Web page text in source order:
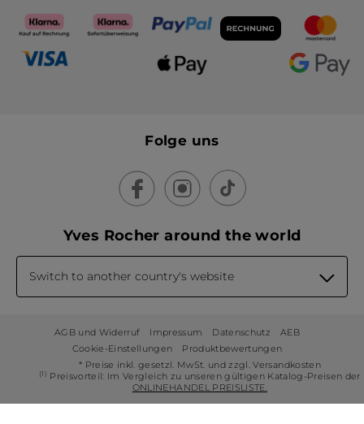
Folge uns
Yves Rocher around the world
Switch to another country's website
AGB und Widerruf Impressum Datenschutz
AEB
Cookie-Einstellungen
Produktbewertungen
* Preise inkl. gesetzl. MwSt. und zzgl. Versandkosten
(1) Preisvorteil: Im Vergleich zu unseren gültigen Katalog-Preisen der
ONLINEHANDEL PREISLISTE.